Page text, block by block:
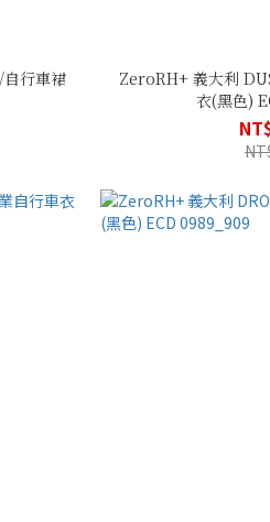
行車裙
ZeroRH+ 義大利
衣(黑色)